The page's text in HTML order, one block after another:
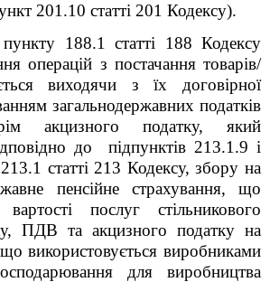
201.10 статті 201 Кодексу).
188.1 статті 188 Кодексу
операцій з постачання товарів/
виходячи з їх договірної
загальнодержавних податків
акцизного податку, який
до підпунктів 213.1.9 і
статті 213 Кодексу, збору на
пенсійне страхування, що
послуг стільникового
ПДВ та акцизного податку на
використовується виробниками
для виробництва